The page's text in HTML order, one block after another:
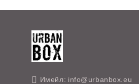
Имейл: info@urbanbox.eu